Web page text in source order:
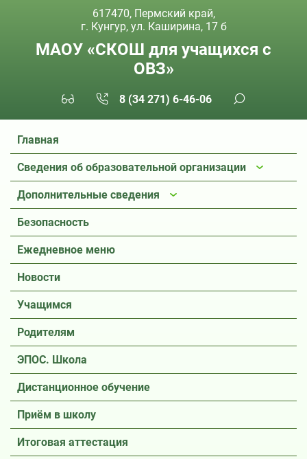
617470, Пермский край,
г. Кунгур, ул. Каширина, 17 б
МАОУ «СКОШ для учащихся с
ОВЗ»
8 (34 271) 6-46-06
Главная
Сведения об образовательной организации
Дополнительные сведения
Безопасность
Ежедневное меню
Новости
Учащимся
Родителям
ЭПОС. Школа
Дистанционное обучение
Приём в школу
Итоговая аттестация